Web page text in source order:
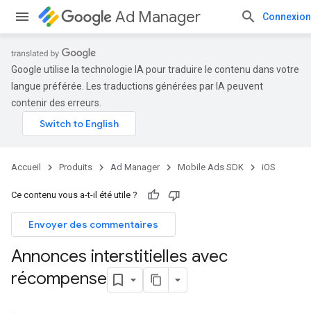
Ad Manager Connexion
Google utilise la technologie IA pour traduire le contenu dans votre
langue préférée. Les traductions générées par IA peuvent
contenir des erreurs.
Accueil Produits Ad Manager Mobile Ads SDK iOS
Ce contenu vous a-t-il été utile ?
Envoyer des commentaires
Annonces interstitielles avec
récompense